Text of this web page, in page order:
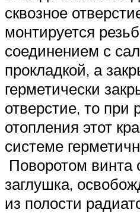
сквозное
монтируется
соединением с
прокладкой, а
герметически
отверстие, то при
отопления этот
системе
Поворотом винта
заглушка,
из полости